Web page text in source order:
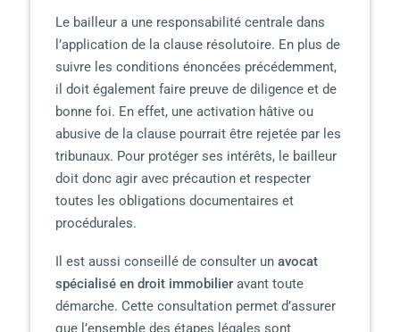
Le bailleur a une responsabilité centrale dans
l’application de la clause résolutoire. En plus de
suivre les conditions énoncées précédemment,
il doit également faire preuve de diligence et de
bonne foi. En effet, une activation hâtive ou
abusive de la clause pourrait être rejetée par les
tribunaux. Pour protéger ses intérêts, le bailleur
doit donc agir avec précaution et respecter
toutes les obligations documentaires et
procédurales.
Il est aussi conseillé de consulter un avocat
spécialisé en droit immobilieravant toute
démarche. Cette consultation permet d’assurer